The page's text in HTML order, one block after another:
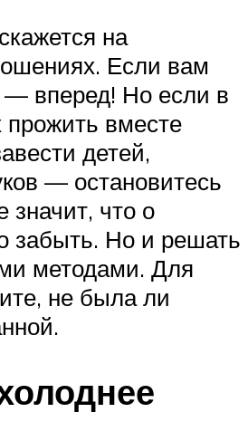
на
Если вам
— вперед! Но если в
вместе
детей,
— остановитесь
значит, что о
забыть. Но и решать
методами. Для
не была ли